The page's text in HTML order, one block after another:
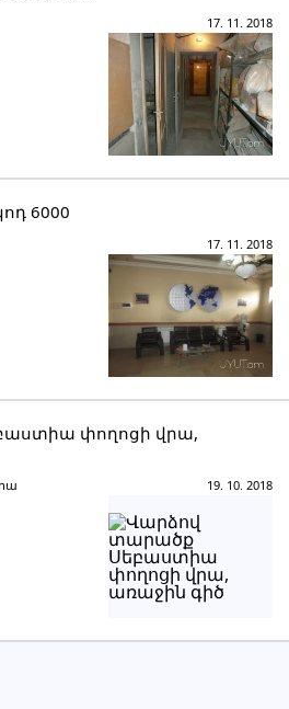
17. 11. 2018
6000
17. 11. 2018
փողոցի վրա,
19. 10. 2018